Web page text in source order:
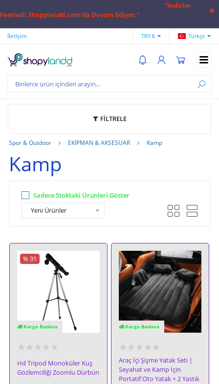
''İndirim
Festivali Shopylandd.com'da Devam Ediyor.''
İletişim Hesap Numaralarımız
TRY ₺ Türkçe
FİLTRELE
Spor & Outdoor EKİPMAN & AKSESUAR Kamp
Kamp
Sadece Stoktaki Ürünleri Göster
Yeni Ürünler
Kargo Bedava
% 31
★★★★★
Hd Tripod Monoküler Kuş
Gözlemciliği Zoomlu Dürbün
Kargo Bedava
★★★★★
Araç İçi Şişme Yatak Seti |
Seyahat ve Kamp İçin
Portatif Oto Yatak + 2 Yastık